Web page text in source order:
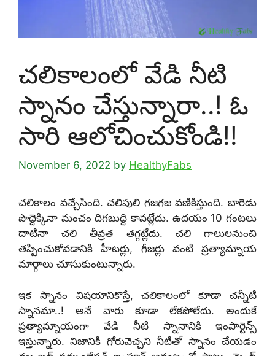
చలికాలంలో వేడి నీటి
స్నానం చేస్తున్నారా..! ఓ
సారి ఆలోచించుకోండి!!
November 6, 2022 by HealthyFabs
చలికాలం వచ్చేసింది. చలిపులి గజగజ వణికిస్తుంది. బారెడు
పొద్దెక్కినా మంచం దిగబుద్ది కావట్లేదు. ఉదయం 10 గంటలు
దాటినా చలి తీవ్రత తగ్గట్లేదు. చలి గాలులనుంచి
తప్పించుకోవడానికి హీటర్లు, గీజర్లు వంటి ప్రత్యామ్నాయ
మార్గాలు చూసుకుంటున్నారు.
ఇక స్నానం విషయానికొస్తే, చలికాలంలో కూడా చన్నీటి
స్నానమా..! అనే వారు కూడా లేకపోలేదు. అందుకే
ప్రత్యామ్నాయంగా వేడి నీటి స్నానానికి ఇంపార్టెన్స్
ఇస్తున్నారు. నిజానికి గోరువెచ్చని నీటితో స్నానం చేయడం